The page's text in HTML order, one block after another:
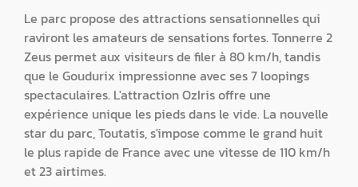
Le parc propose des attractions sensationnelles qui
raviront les amateurs de sensations fortes. Tonnerre 2
Zeus permet aux visiteurs de filer à 80 km/h, tandis
que le Goudurix impressionne avec ses 7 loopings
spectaculaires. L'attraction OzIris offre une
expérience unique les pieds dans le vide. La nouvelle
star du parc, Toutatis, s'impose comme le grand huit
le plus rapide de France avec une vitesse de 110 km/h
et 23 airtimes.